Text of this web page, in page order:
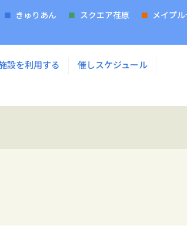
きゅりあん スクエア荏原 メイプ
設を利用する
催しスケジュール